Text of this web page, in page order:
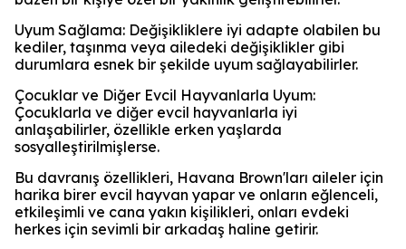
Uyum Sağlama: Değişikliklere iyi adapte olabilen bu
kediler, taşınma veya ailedeki değişiklikler gibi
durumlara esnek bir şekilde uyum sağlayabilirler.
Çocuklar ve Diğer Evcil Hayvanlarla Uyum:
Çocuklarla ve diğer evcil hayvanlarla iyi
anlaşabilirler, özellikle erken yaşlarda
sosyalleştirilmişlerse.
Bu davranış özellikleri, Havana Brown'ları aileler için
harika birer evcil hayvan yapar ve onların eğlenceli,
etkileşimli ve cana yakın kişilikleri, onları evdeki
herkes için sevimli bir arkadaş haline getirir.